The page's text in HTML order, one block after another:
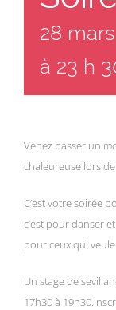
28
à 23 h
Venez passer un
chaleureuse lors
C’est votre soirée
c’est pour danser
pour ceux qui
Un stage de
17h30 à